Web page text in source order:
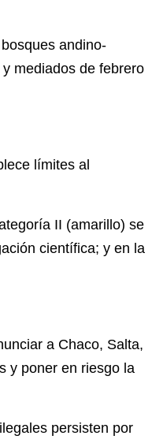
andino-
mediados de febrero
límites al
II (amarillo) se
científica; y en la
a Chaco, Salta,
y poner en riesgo la
persisten por